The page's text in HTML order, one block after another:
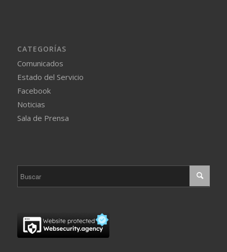
CATEGORÍAS
Comunicados
Estado del Servicio
Facebook
Noticias
Sala de Prensa